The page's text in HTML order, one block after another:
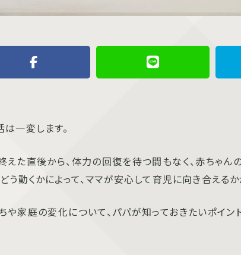
一変します。
えた直後から、体力の回復を待つ間もなく、赤ちゃん
う動くかによって、ママが安心して育児に向き合える
や家庭の変化について、パパが知っておきたいポイン